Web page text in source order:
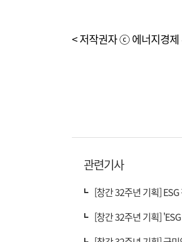
< 저작권자 ⓒ 에너지경제
관련기사
[창간 32주년 기획]
[창간 32주년 기획]